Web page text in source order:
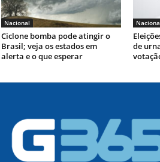
Nacional
Ciclone bomba pode atingir o
Brasil; veja os estados em
alerta e o que esperar
de